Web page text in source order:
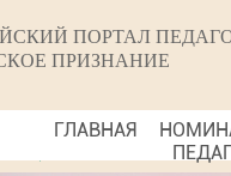
ПОРТАЛ
ПРИЗНАНИЕ
ГЛАВНАЯ